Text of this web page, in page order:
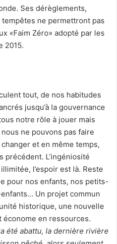
Ses dérèglements,
ne permettront pas
«Faim Zéro» adopté par les
2015.
tout, de nos habitudes
jusqu’à la gouvernance
notre rôle à jouer mais
ne pouvons pas faire
et en même temps,
précédent. L’ingéniosité
l’espoir est là. Reste
pour nos enfants, nos petits-
Un projet commun
historique, une nouvelle
en ressources.
été abattu, la dernière rivière